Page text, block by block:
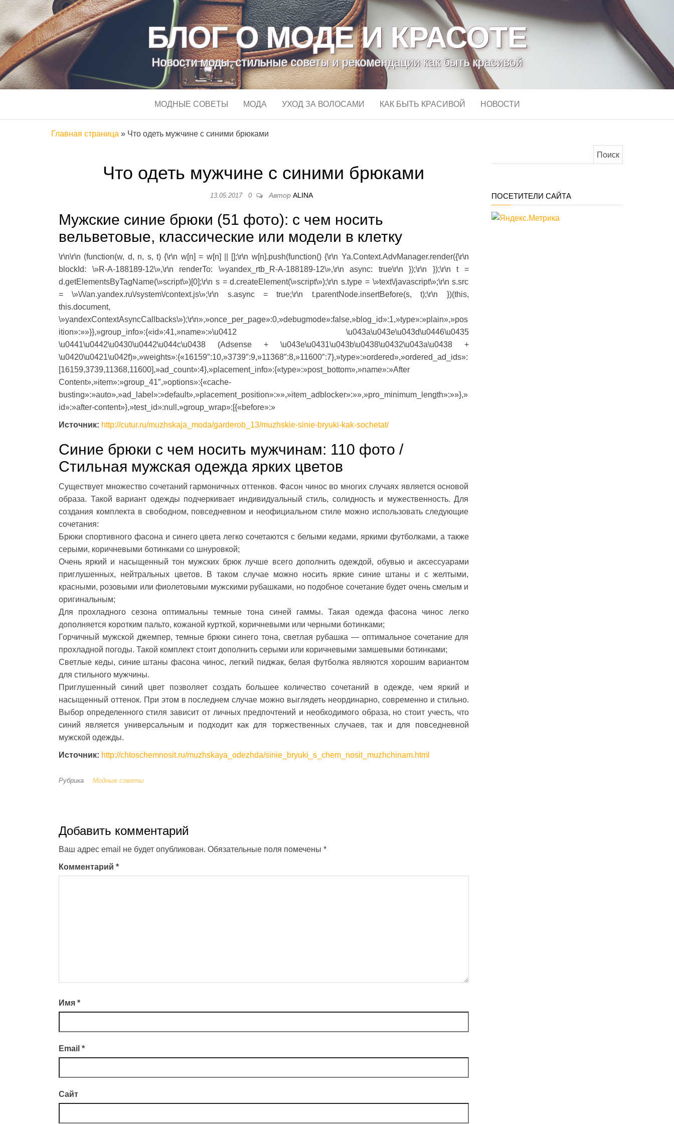
БЛОГ О МОДЕ И КРАСОТЕ
Новости моды, стильные советы и рекомендации как быть красивой
МОДНЫЕ СОВЕТЫ МОДА УХОД ЗА ВОЛОСАМИ КАК БЫТЬ КРАСИВОЙ НОВОСТИ
Главная страница » Что одеть мужчине с синими брюками
Что одеть мужчине с синими брюками
13.05.2017 0 АвторALINA
Мужские синие брюки (51 фото): с чем носить
вельветовые, классические или модели в клетку
\r\n\r\n (function(w, d, n, s, t) {\r\n w[n] = w[n] || [];\r\n w[n].push(function() {\r\n Ya.Context.AdvManager.render({\r\n
blockId: \»R-A-188189-12\»,\r\n renderTo: \»yandex_rtb_R-A-188189-12\»,\r\n async: true\r\n });\r\n });\r\n t =
d.getElementsByTagName(\»script\»)[0];\r\n s = d.createElement(\»script\»);\r\n s.type = \»text\/javascript\»;\r\n s.src
= \»\/\/an.yandex.ru\/system\/context.js\»;\r\n s.async = true;\r\n t.parentNode.insertBefore(s, t);\r\n })(this,
this.document,
\»yandexContextAsyncCallbacks\»);\r\n»,»once_per_page»:0,»debugmode»:false,»blog_id»:1,»type»:»plain»,»pos
ition»:»»}},»group_info»:{«id»:41,»name»:»\u0412 \u043a\u043e\u043d\u0446\u0435
\u0441\u0442\u0430\u0442\u044c\u0438 (Adsense + \u043e\u0431\u043b\u0438\u0432\u043a\u0438 +
\u0420\u0421\u042f)»,»weights»:{«16159″:10,»3739″:9,»11368″:8,»11600″:7},»type»:»ordered»,»ordered_ad_ids»:
[16159,3739,11368,11600],»ad_count»:4},»placement_info»:{«type»:»post_bottom»,»name»:»After
Content»,»item»:»group_41″,»options»:{«cache-
busting»:»auto»,»ad_label»:»default»,»placement_position»:»»,»item_adblocker»:»»,»pro_minimum_length»:»»},»
id»:»after-content»},»test_id»:null,»group_wrap»:[{«before»:»
Источник: http://cutur.ru/muzhskaja_moda/garderob_13/muzhskie-sinie-bryuki-kak-sochetat/
Синие брюки с чем носить мужчинам: 110 фото /
Стильная мужская одежда ярких цветов
Существует множество сочетаний гармоничных оттенков. Фасон чинос во многих случаях является основой
образа. Такой вариант одежды подчеркивает индивидуальный стиль, солидность и мужественность. Для
создания комплекта в свободном, повседневном и неофициальном стиле можно использовать следующие
сочетания:
Брюки спортивного фасона и синего цвета легко сочетаются с белыми кедами, яркими футболками, а также
серыми, коричневыми ботинками со шнуровкой;
Очень яркий и насыщенный тон мужских брюк лучше всего дополнить одеждой, обувью и аксессуарами
приглушенных, нейтральных цветов. В таком случае можно носить яркие синие штаны и с желтыми,
красными, розовыми или фиолетовыми мужскими рубашками, но подобное сочетание будет очень смелым и
оригинальным;
Для прохладного сезона оптимальны темные тона синей гаммы. Такая одежда фасона чинос легко
дополняется коротким пальто, кожаной курткой, коричневыми или черными ботинками;
Горчичный мужской джемпер, темные брюки синего тона, светлая рубашка — оптимальное сочетание для
прохладной погоды. Такой комплект стоит дополнить серыми или коричневыми замшевыми ботинками;
Светлые кеды, синие штаны фасона чинос, легкий пиджак, белая футболка являются хорошим вариантом
для стильного мужчины.
Приглушенный синий цвет позволяет создать большее количество сочетаний в одежде, чем яркий и
насыщенный оттенок. При этом в последнем случае можно выглядеть неординарно, современно и стильно.
Выбор определенного стиля зависит от личных предпочтений и необходимого образа, но стоит учесть, что
синий является универсальным и подходит как для торжественных случаев, так и для повседневной
мужской одежды.
Источник: http://chtoschemnosit.ru/muzhskaya_odezhda/sinie_bryuki_s_chem_nosit_muzhchinam.html
Рубрика Модные советы
Добавить комментарий
Ваш адрес email не будет опубликован. Обязательные поля помечены *
Комментарий *
Имя *
Email *
Сайт
ПОСЕТИТЕЛИ САЙТА